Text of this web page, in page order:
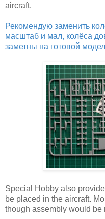
aircraft.
Рекомендую заменить
масштаб и мал, колёса
заметны на готовой
Special Hobby also
be placed in the aircraft.
though assembly would be